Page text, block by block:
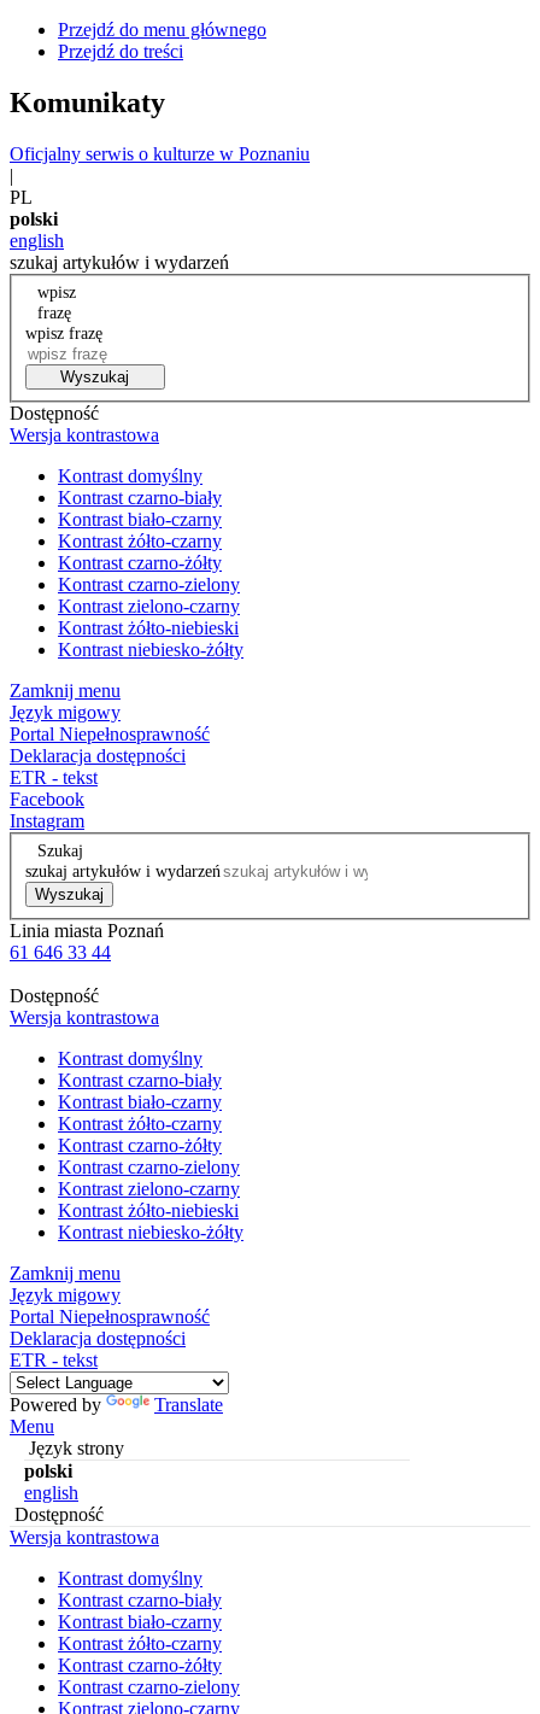
Przejdź do menu głównego
Przejdź do treści
Komunikaty
Oficjalny serwis o kulturze w Poznaniu
|
PL
polski
english
szukaj artykułów i wydarzeń
wpisz
frazę
wpisz frazę
Wyszukaj
Dostępność
Wersja kontrastowa
Kontrast domyślny
Kontrast czarno-biały
Kontrast biało-czarny
Kontrast żółto-czarny
Kontrast czarno-żółty
Kontrast czarno-zielony
Kontrast zielono-czarny
Kontrast żółto-niebieski
Kontrast niebiesko-żółty
Zamknij menu
Język migowy
Portal Niepełnosprawność
Deklaracja dostępności
ETR - tekst
Facebook
Instagram
Szukaj
szukaj artykułów i wydarzeń
Wyszukaj
Linia miasta Poznań
61 646 33 44
Dostępność
Wersja kontrastowa
Kontrast domyślny
Kontrast czarno-biały
Kontrast biało-czarny
Kontrast żółto-czarny
Kontrast czarno-żółty
Kontrast czarno-zielony
Kontrast zielono-czarny
Kontrast żółto-niebieski
Kontrast niebiesko-żółty
Zamknij menu
Język migowy
Portal Niepełnosprawność
Deklaracja dostępności
ETR - tekst
Powered by
Translate
Menu
Język strony
polski
english
Dostępność
Wersja kontrastowa
Kontrast domyślny
Kontrast czarno-biały
Kontrast biało-czarny
Kontrast żółto-czarny
Kontrast czarno-żółty
Kontrast czarno-zielony
Kontrast zielono-czarny